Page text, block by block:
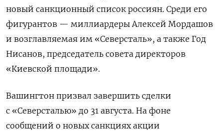
новый санкционный список россиян. Среди его
фигурантов — миллиардеры Алексей Мордашов
и возглавляемая им «Северсталь», а также Год
Нисанов, председатель совета директоров
«Киевской площади».
Вашингтон призвал завершить сделки
с «Северсталью» до 31 августа. На фоне
сообщений о новых санкциях акции